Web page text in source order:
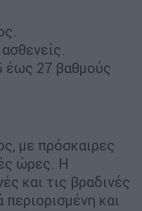
έως 27 βαθμούς
με πρόσκαιρες
ώρες. Η
και τις βραδινές
και